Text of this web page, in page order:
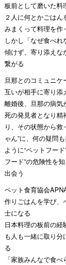
板前として磨いた料
２人に何とかごは
みまくって料理を作
しかし「なぜ食べ
傾けず、寄り添えな
繋がる
旦那とのコミュニケ
互いが相手に寄り添
離婚後、旦那の病気
死の発見者となり精
り、その状態から救
ゃん”に、何の疑問
ように“ペットフー
フード”の危険性を
出会う
ペット食育協会
作りごはんを学び、
士になる
日本料理の板前の
も人も一緒に取り
る
「家族みんなで食